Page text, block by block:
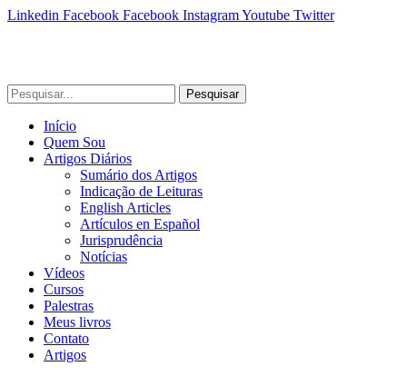
Linkedin Facebook Facebook InstagramYoutube Twitter
Pesquisar
Início
Quem Sou
Artigos Diários
Sumário dos Artigos
Indicação de Leituras
English Articles
Artículos en Español
Jurisprudência
Notícias
Vídeos
Cursos
Palestras
Meus livros
Contato
Artigos